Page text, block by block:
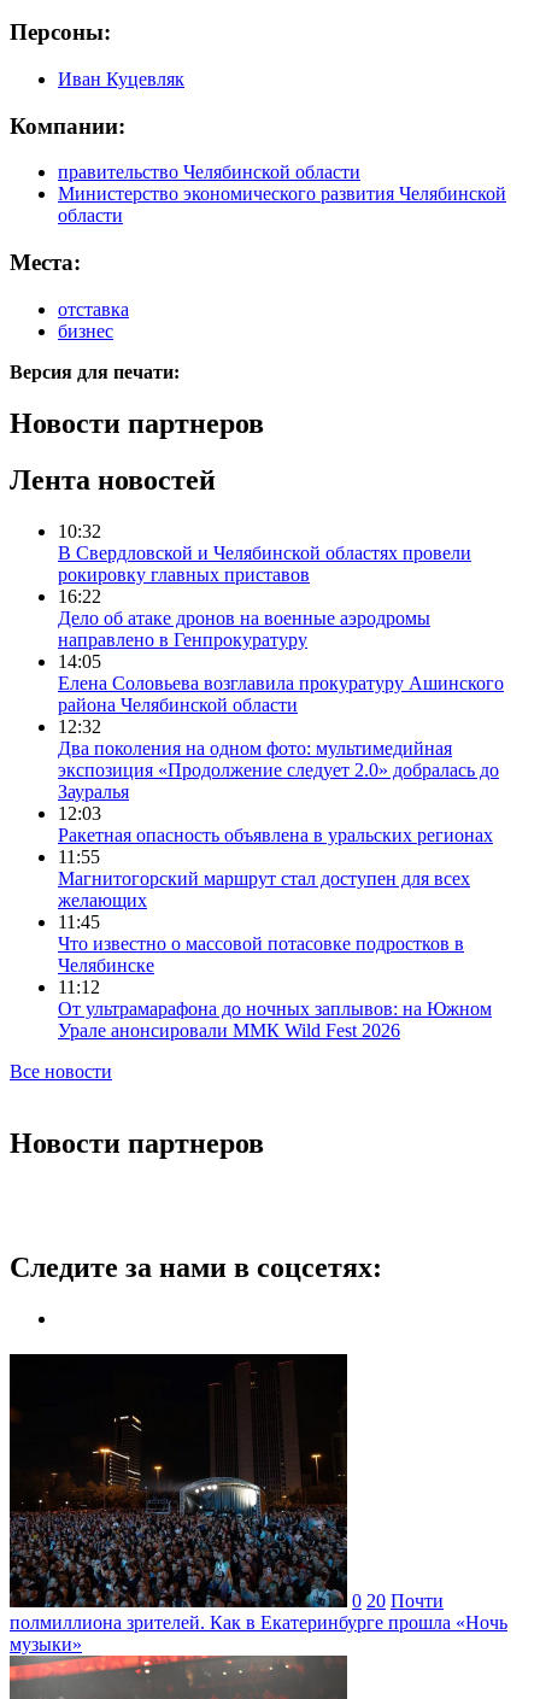
Персоны:
Иван Куцевляк
Компании:
правительство Челябинской области
Министерство экономического развития Челябинской
области
Места:
отставка
бизнес
Версия для печати:
Новости партнеров
Лента новостей
10:32
В Свердловской и Челябинской областях провели
рокировку главных приставов
16:22
Дело об атаке дронов на военные аэродромы
направлено в Генпрокуратуру
14:05
Елена Соловьева возглавила прокуратуру Ашинского
района Челябинской области
12:32
Два поколения на одном фото: мультимедийная
экспозиция «Продолжение следует 2.0» добралась до
Зауралья
12:03
Ракетная опасность объявлена в уральских регионах
11:55
Магнитогорский маршрут стал доступен для всех
желающих
11:45
Что известно о массовой потасовке подростков в
Челябинске
11:12
От ультрамарафона до ночных заплывов: на Южном
Урале анонсировали ММК Wild Fest 2026
Все новости
Новости партнеров
Следите за нами в соцсетях:
0 20 Почти
полмиллиона зрителей. Как в Екатеринбурге прошла «Ночь
музыки»